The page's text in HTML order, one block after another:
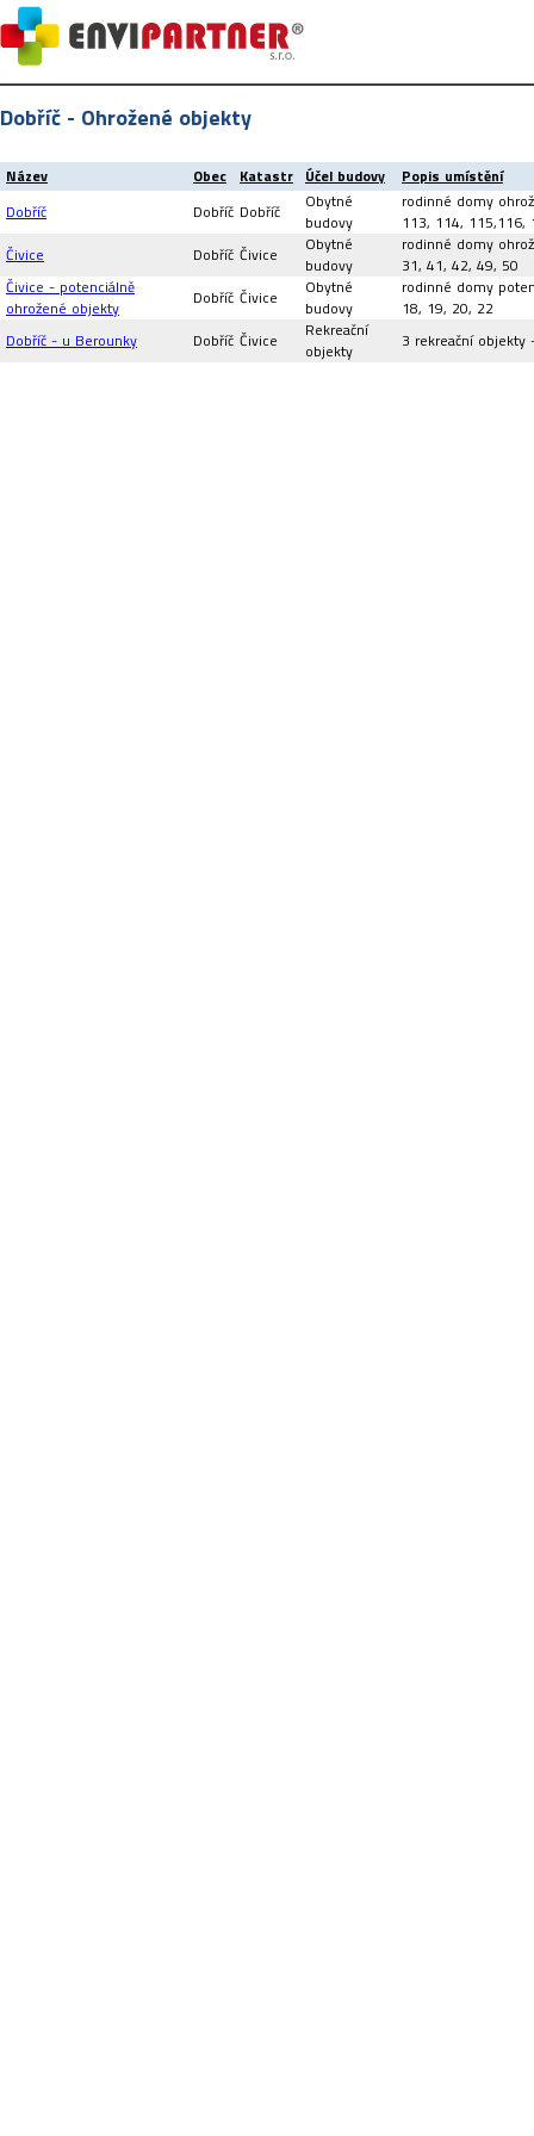
Dobříč - Ohrožené objekty
Název Obec Katastr Účel budovy
Popis umístění
Dobříč
Dobříč Dobříč
Obytné
budovy
rodinné domy
113, 114, 115,116,
Čivice
Dobříč Čivice
Obytné
budovy
rodinné domy
31, 41, 42, 49, 50
Čivice - potenciálně
ohrožené objekty
Dobříč Čivice
Obytné
budovy
rodinné domy
18, 19, 20, 22
Dobříč - u Berounky
Dobříč Čivice
Rekreační
objekty
3 rekreační objekty